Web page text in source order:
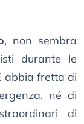
, non sembra
durante le
abbia fretta di
né di
di